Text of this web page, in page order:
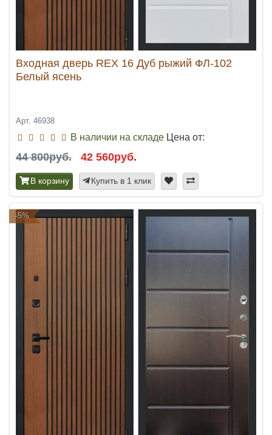
Входная дверь REX 16 Дуб рыжий ФЛ-102
Белый ясень
Арт. 46938
В наличии на складе Цена от:
44 800руб. 42 560руб.
В корзину Купить в 1 клик
-5%